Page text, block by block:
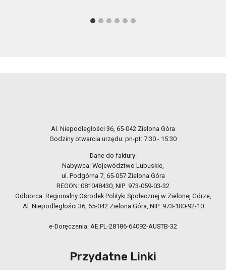
Al. Niepodległości 36, 65-042 Zielona Góra
Godziny otwarcia urzędu: pn-pt: 7:30 - 15:30
Dane do faktury:
Nabywca: Województwo Lubuskie,
ul. Podgórna 7, 65-057 Zielona Góra
REGON: 081048430, NIP: 973-059-03-32
Odbiorca: Regionalny Ośrodek Polityki Społecznej w Zielonej Górze,
Al. Niepodległości 36, 65-042 Zielona Góra, NIP: 973-100-92-10
e-Doręczenia: AE:PL-28186-64092-AUSTB-32
Przydatne Linki